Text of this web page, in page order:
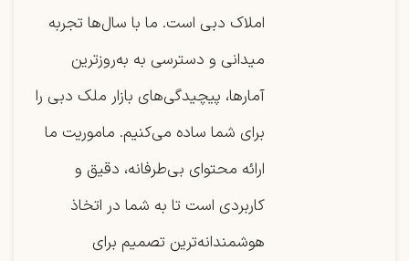
املاک دبی است. ما با سال‌ها تجربه
میدانی و دسترسی به به‌روزترین
آمارها، پیچیدگی‌های بازار ملک دبی را
برای شما ساده می‌کنیم. ماموریت ما
ارائه محتوای بی‌طرفانه، دقیق و
کاربردی است تا به شما در اتخاذ
هوشمندانه‌ترین تصمیم برای